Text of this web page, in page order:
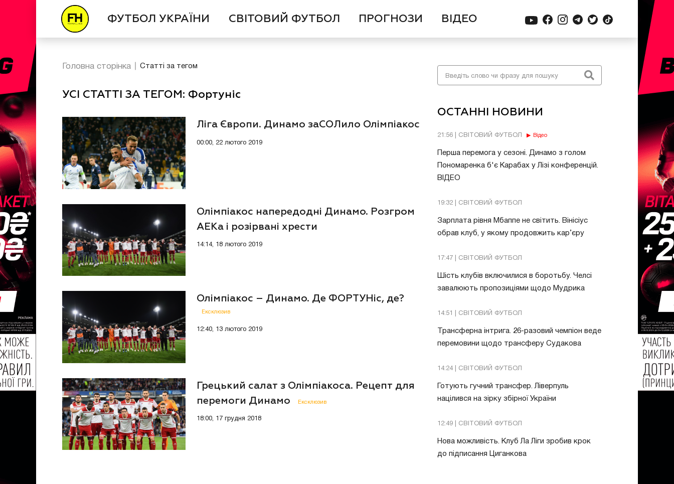
ФУТБОЛ УКРАЇНИ СВІТОВИЙ ФУТБОЛ ПРОГНОЗИ ВІДЕО
ОСТАННІ НОВИНИ
21:56 | СВІТОВИЙ ФУТБОЛ Відео
Перша перемога у сезоні. Динамо з голом
Пономаренка б'є Карабах у Лізі конференцій.
ВІДЕО
19:32 | СВІТОВИЙ ФУТБОЛ
Зарплата рівня Мбаппе не світить. Вінісіус
обрав клуб, у якому продовжить кар’єру
17:47 | СВІТОВИЙ ФУТБОЛ
Шість клубів включилися в боротьбу. Челсі
завалюють пропозиціями щодо Мудрика
14:51 | СВІТОВИЙ ФУТБОЛ
Трансферна інтрига. 26-разовий чемпіон веде
перемовини щодо трансферу Судакова
14:24 | СВІТОВИЙ ФУТБОЛ
Готують гучний трансфер. Ліверпуль
націлився на зірку збірної України
12:49 | СВІТОВИЙ ФУТБОЛ
Нова можливість. Клуб Ла Ліги зробив крок
до підписання Циганкова
Головна сторінка Статті за тегом
УСІ СТАТТІ ЗА ТЕГОМ: Фортуніс
Ліга Європи. Динамо заСОЛило Олімпіакос
00:00, 22 лютого 2019
Олімпіакос напередодні Динамо. Розгром
АЕКа і розірвані хрести
14:14, 18 лютого 2019
Олімпіакос – Динамо. Де ФОРТУНіс, де?
Ексклюзив
12:40, 13 лютого 2019
Грецький салат з Олімпіакоса. Рецепт для
перемоги Динамо
Ексклюзив
18:00, 17 грудня 2018